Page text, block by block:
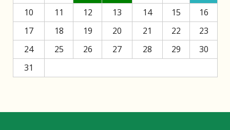
10
11 12 13 14 15
16
17
18 19 20 21 22
23
24
25 26 27 28 29
30
31